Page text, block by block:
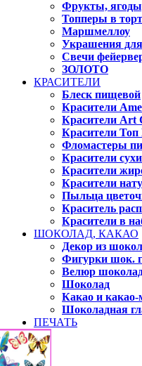
Фрукты,
Топперы в торт
Маршмеллоу
Украшения
Свечи
ЗОЛОТО
КРАСИТЕЛИ
Блеск пищевой
Красители
Красители Art
Красители Топ
Фломастеры
Красители
Красители
Красители
Пыльца
Краситель
Красители в
ШОКОЛАД, КАКАО
Декор из
Фигурки шок.
Велюр
Шоколад
Какао и какао-
Шоколадная
ПЕЧАТЬ